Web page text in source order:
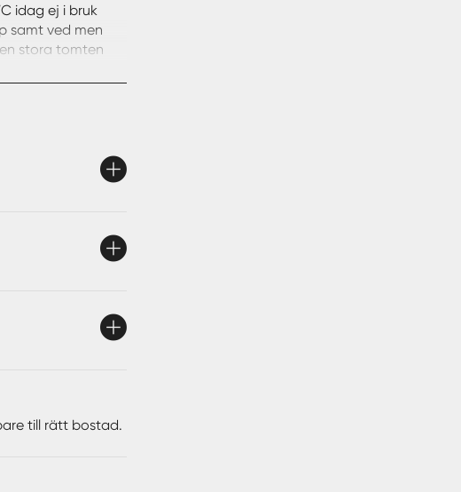
idag ej i bruk
samt ved men
stora tomten
trä inr.: Förråd ,
till rätt bostad.